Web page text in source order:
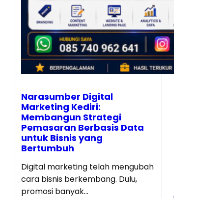
Narasumber Digital
Marketing Kediri:
Membangun Strategi
Pemasaran Berbasis Data
untuk Bisnis yang
Bertumbuh
Digital marketing telah mengubah
cara bisnis berkembang. Dulu,
promosi banyak…